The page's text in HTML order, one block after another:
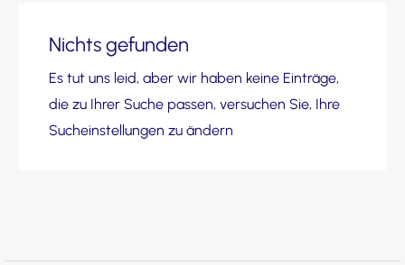
Nichts gefunden
Es tut uns leid, aber wir haben keine Einträge,
die zu Ihrer Suche passen, versuchen Sie, Ihre
Sucheinstellungen zu ändern